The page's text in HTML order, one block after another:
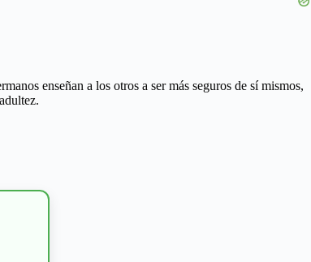
enseñan a los otros a ser más seguros de sí mismos,